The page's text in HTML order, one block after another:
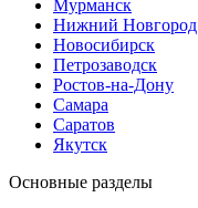
Мурманск
Нижний Новгород
Новосибирск
Петрозаводск
Ростов-на-Дону
Самара
Саратов
Якутск
Основные разделы